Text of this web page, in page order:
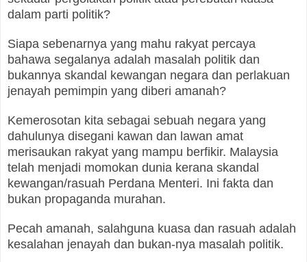
dalam parti politik?
Siapa sebenarnya yang mahu rakyat percaya
bahawa segalanya adalah masalah politik dan
bukannya skandal kewangan negara dan perlakuan
jenayah pemimpin yang diberi amanah?
Kemerosotan kita sebagai sebuah negara yang
dahulunya disegani kawan dan lawan amat
merisaukan rakyat yang mampu berfikir. Malaysia
telah menjadi momokan dunia kerana skandal
kewangan/rasuah Perdana Menteri. Ini fakta dan
bukan propaganda murahan.
Pecah amanah, salahguna kuasa dan rasuah adalah
kesalahan jenayah dan bukan-nya masalah politik.